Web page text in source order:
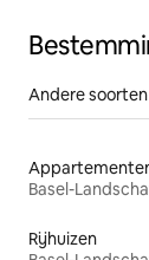
Andere
Basel-
Rijhuizen